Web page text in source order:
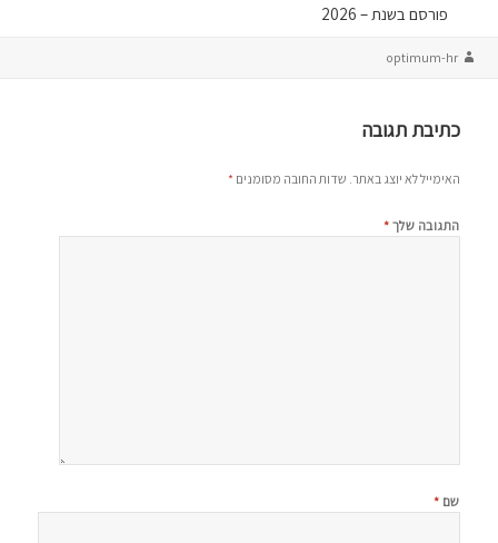
פורסם בשנת – 2026
מחבר
optimum-hr
כתיבת תגובה
האימייל לא יוצג באתר. שדות החובה מסומנים *
התגובה שלך *
שם *